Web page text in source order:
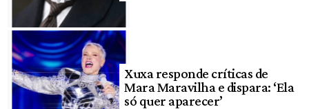
Xuxa responde críticas de
Mara Maravilha e dispara: ‘Ela
só quer aparecer’